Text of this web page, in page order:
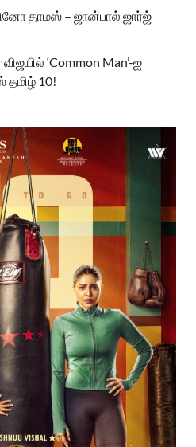
தாமஸ் – ஜான்பால் ஜார்ஜ்
‘Common Man’-ஐ
தமிழ் 10!